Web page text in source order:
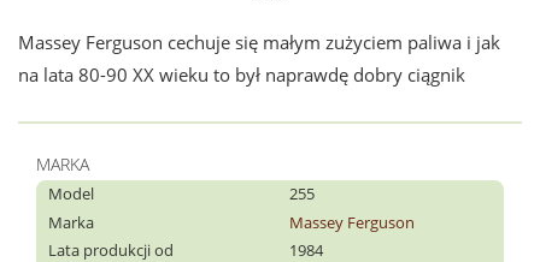
Massey Ferguson cechuje się małym zużyciem paliwa i jak
na lata 80-90 XX wieku to był naprawdę dobry ciągnik
MARKA
Model
255
Marka
Massey Ferguson
Lata produkcji od
1984